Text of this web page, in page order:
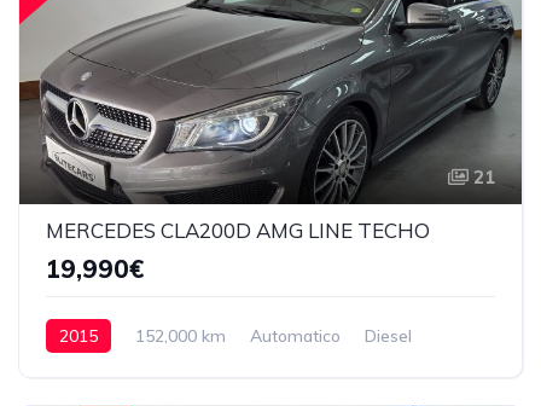
21
MERCEDES CLA200D AMG LINE TECHO
19,990€
2015 152,000 km Automatico
Diesel